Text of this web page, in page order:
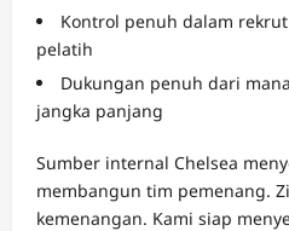
Kontrol penuh dalam
pelatih
Dukungan penuh dari
jangka panjang
Sumber internal Chelsea
membangun tim pemenang.
kemenangan. Kami siap